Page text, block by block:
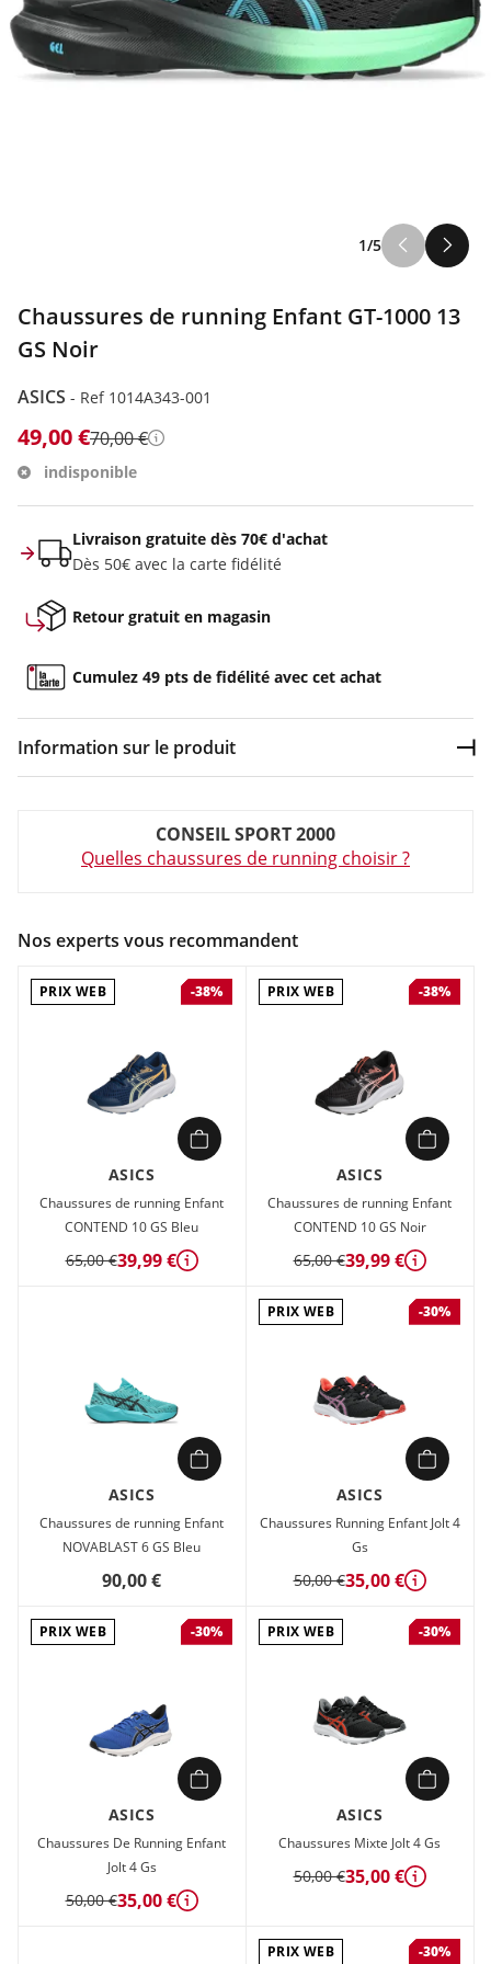
1/5
Chaussures de running Enfant GT-1000 13
GS Noir
ASICS - Ref 1014A343-001
49,00 €70,00 € Détails
indisponible
Livraison gratuite dès 70€ d'achat
Dès 50€ avec la carte fidélité
Retour gratuit en magasin
Cumulez 49 pts de fidélité avec cet achat
Information sur le produit
Composition :
70% textile, 20% caoutchouc, 10% synthétique
CONSEIL SPORT 2000
Quelles chaussures de running choisir ?
Nos experts vous recommandent
PRIX WEB -38%
ASICS
Chaussures de running Enfant
CONTEND 10 GS Bleu
65,00 €39,99 € Détails
PRIX WEB -38%
ASICS
Chaussures de running Enfant
CONTEND 10 GS Noir
65,00 €39,99 € Détails
ASICS
Chaussures de running Enfant
NOVABLAST 6 GS Bleu
90,00 €
PRIX WEB -30%
ASICS
Chaussures Running Enfant Jolt 4
Gs
50,00 €35,00 € Détails
PRIX WEB -30%
ASICS
Chaussures De Running Enfant
Jolt 4 Gs
50,00 €35,00 € Détails
PRIX WEB -30%
ASICS
Chaussures Mixte Jolt 4 Gs
50,00 €35,00 € Détails
PRIX WEB -30%